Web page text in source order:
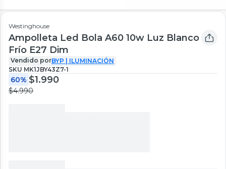
Westinghouse
Ampolleta Led Bola A60 10w Luz Blanco
Frío E27 Dim
Vendido porBYP | ILUMINACIÓN
SKU MK1JBY43Z7-1
60% $1.990
$4.990